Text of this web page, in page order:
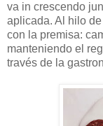
va in crescendo
aplicada. Al hilo
con la premisa:
manteniendo el
través de la